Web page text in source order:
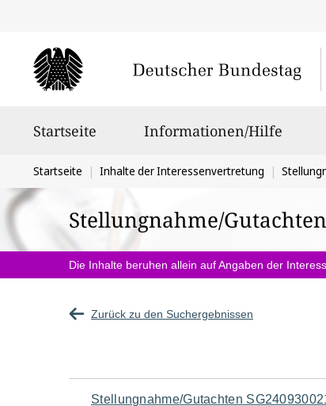
Startseite Informationen/Hilfe
Sie
befinden
sich
hier:
Startseite Inhalte der Interessenvertretung
Stellungnahme/Gutachten
Die Inhalte beruhen allein auf Angaben der
Zurück zu den Suchergebnissen
Navigation
Stellungnahme/Gutachten